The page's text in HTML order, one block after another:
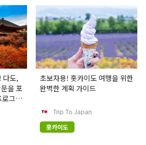
다도,
을 포
로그램
초보자용! 홋카이도 여행을 위한
완벽한 계획 가이드
Trip To Japan
홋카이도